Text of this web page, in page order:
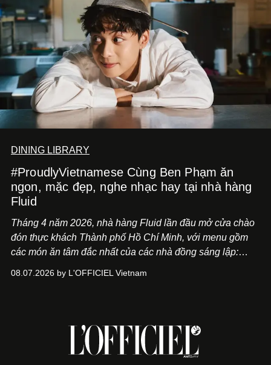
DINING LIBRARY
#ProudlyVietnamese Cùng Ben Phạm ăn
ngon, mặc đẹp, nghe nhạc hay tại nhà hàng
Fluid
Tháng 4 năm 2026, nhà hàng Fluid lần đầu mở cửa chào
đón thực khách Thành phố Hồ Chí Minh, với menu gồm
các món ăn tâm đắc nhất của các nhà đồng sáng lập:
món ăn đa dạng từ Á đến Âu nhanh chóng được yêu thích
08.07.2026 by L'OFFICIEL Vietnam